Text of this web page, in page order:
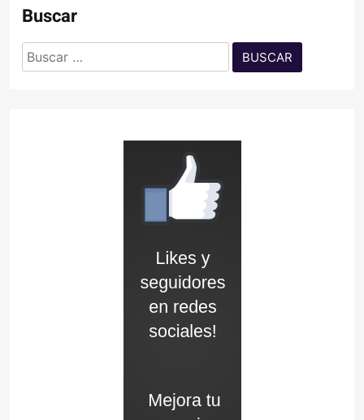
Buscar
Buscar: